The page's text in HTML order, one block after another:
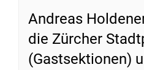
Andreas
die Zürcher
(Gastsektionen)